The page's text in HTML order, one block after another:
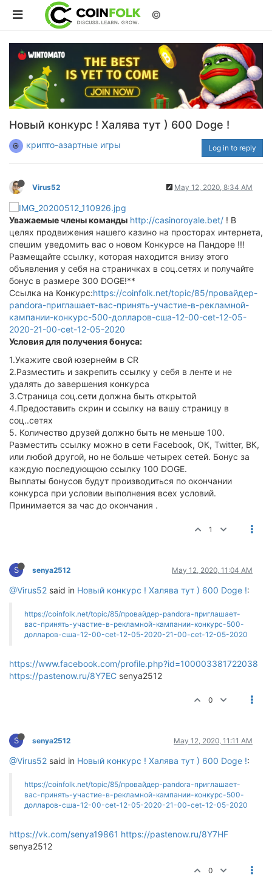
©
Новый конкурс ! Халява тут ) 600 Doge !
крипто-азартные игры Log in to reply
Virus52 May 12, 2020, 8:34 AM
Уважаемые члены команды http://casinoroyale.bet/ ! В
целях продвижения нашего казино на просторах интернета,
спешим уведомить вас о новом Конкурсе на Пандоре !!!
Размещайте ссылку, которая находится внизу этого
объявления у себя на страничках в соц.сетях и получайте
бонус в размере 300 DOGE!**
Ссылка на Конкурс:https://coinfolk.net/topic/85/провайдер-
pandora-приглашает-вас-принять-участие-в-рекламной-
кампании-конкурс-500-долларов-сша-12-00-cet-12-05-
2020-21-00-cet-12-05-2020
Условия для получения бонуса:
1.Укажите свой юзернейм в CR
2.Разместить и закрепить ссылку у себя в ленте и не
удалять до завершения конкурса
3.Страница соц.сети должна быть открытой
4.Предоставить скрин и ссылку на вашу страницу в
соц..сетях
5. Количество друзей должно быть не меньше 100.
Разместить ссылку можно в сети Facebook, ОК, Twitter, ВК,
или любой другой, но не больше четырех сетей. Бонус за
каждую последующюю ссылку 100 DOGE.
Выплаты бонусов будут производиться по окончании
конкурса при условии выполнения всех условий.
Принимается за час до окончания .
1
S senya2512 May 12, 2020, 11:04 AM
@Virus52 said in Новый конкурс ! Халява тут ) 600 Doge !:
https://coinfolk.net/topic/85/провайдер-pandora-приглашает-
вас-принять-участие-в-рекламной-кампании-конкурс-500-
долларов-сша-12-00-cet-12-05-2020-21-00-cet-12-05-2020
https://www.facebook.com/profile.php?id=100003381722038
https://pastenow.ru/8Y7EC senya2512
0
S senya2512 May 12, 2020, 11:11 AM
@Virus52 said in Новый конкурс ! Халява тут ) 600 Doge !:
https://coinfolk.net/topic/85/провайдер-pandora-приглашает-
вас-принять-участие-в-рекламной-кампании-конкурс-500-
долларов-сша-12-00-cet-12-05-2020-21-00-cet-12-05-2020
https://vk.com/senya19861 https://pastenow.ru/8Y7HF
senya2512
0